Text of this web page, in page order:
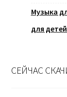
Музыка
для
СЕЙЧАС